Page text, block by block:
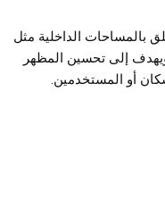
بالمساحات الداخلية مثل
إلى تحسين المظهر
أو المستخدمين.